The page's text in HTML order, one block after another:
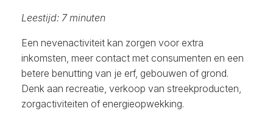
Leestijd: 7 minuten
Een nevenactiviteit kan zorgen voor extra
inkomsten, meer contact met consumenten en een
betere benutting van je erf, gebouwen of grond.
Denk aan recreatie, verkoop van streekproducten,
zorgactiviteiten of energieopwekking.